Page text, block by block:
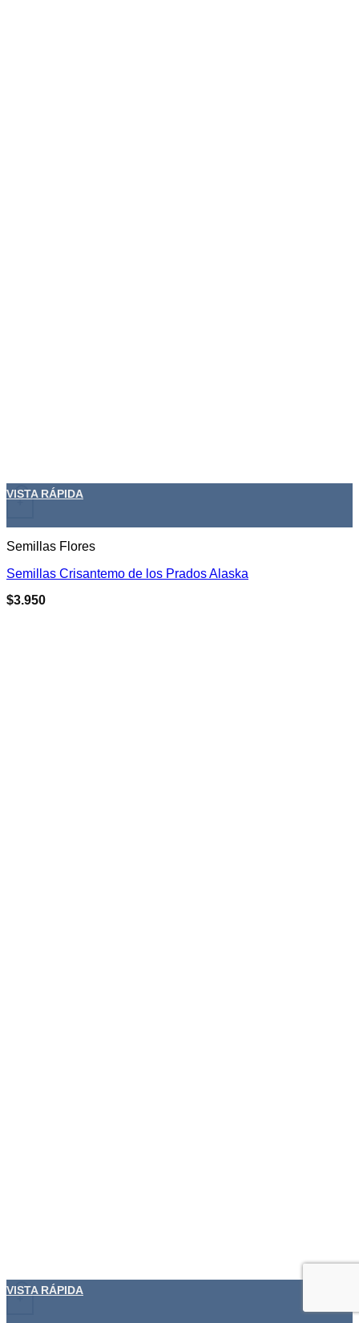
+
VISTA RÁPIDA
Semillas Flores
Semillas Crisantemo de los Prados Alaska
$3.950
+
VISTA RÁPIDA